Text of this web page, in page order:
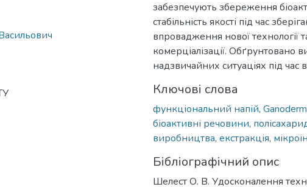
забезпечують збереження
стабільність якості під час
впровадження нової технології
комерціалізації. Обґрунтовано
надзвичайних ситуаціях під
Ключові слова
функціональний напій,
біоактивні речовини,
виробництва, екстракція,
Бібліографічний опис
Шелест О. В. Удосконалення